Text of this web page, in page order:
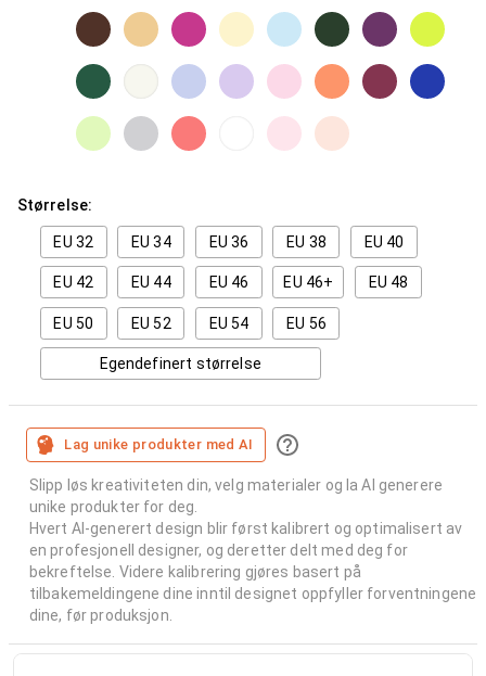
Størrelse:
EU 32 EU 34 EU 36 EU 38 EU 40
EU 42 EU 44 EU 46 EU 46+ EU 48
EU 50 EU 52 EU 54 EU 56
Egendefinert størrelse
Lag unike produkter med AI
Slipp løs kreativiteten din, velg materialer og la AI generere
unike produkter for deg.
Hvert AI-generert design blir først kalibrert og optimalisert av
en profesjonell designer, og deretter delt med deg for
bekreftelse. Videre kalibrering gjøres basert på
tilbakemeldingene dine inntil designet oppfyller forventningene
dine, før produksjon.